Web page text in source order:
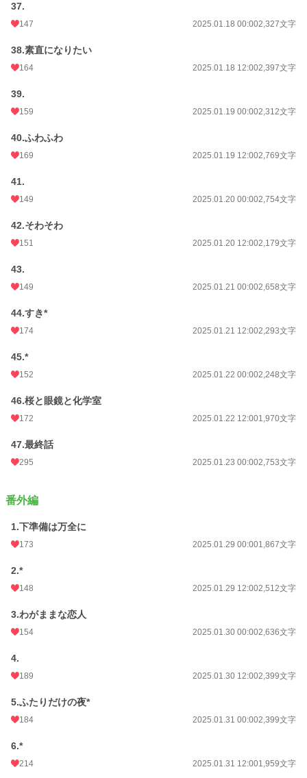
37.
147 2025.01.18 00:002,327文字
38.素直になりたい
164 2025.01.18 12:002,397文字
39.
159 2025.01.19 00:002,312文字
40.ふわふわ
169 2025.01.19 12:002,769文字
41.
149 2025.01.20 00:002,754文字
42.そわそわ
151 2025.01.20 12:002,179文字
43.
149 2025.01.21 00:002,658文字
44.すき*
174 2025.01.21 12:002,293文字
45.*
152 2025.01.22 00:002,248文字
46.桜と眼鏡と化学室
172 2025.01.22 12:001,970文字
47.最終話
295 2025.01.23 00:002,753文字
番外編
1.下準備は万全に
173 2025.01.29 00:001,867文字
2.*
148 2025.01.29 12:002,512文字
3.わがままな恋人
154 2025.01.30 00:002,636文字
4.
189 2025.01.30 12:002,399文字
5.ふたりだけの夜*
184 2025.01.31 00:002,399文字
6.*
214 2025.01.31 12:001,959文字